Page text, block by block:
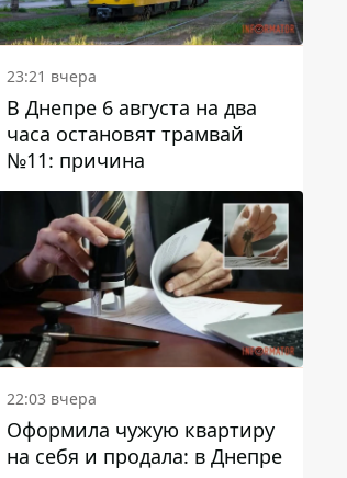
23:21 вчера
В Днепре 6 августа на два
часа остановят трамвай
№11: причина
22:03 вчера
Оформила чужую квартиру
на себя и продала: в Днепре